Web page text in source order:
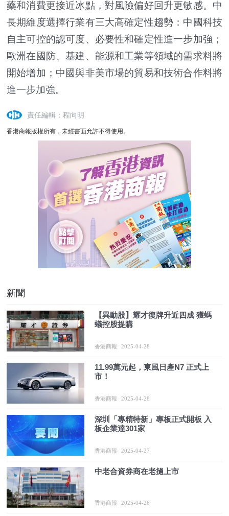
藥和消費更接近冰點，對風險偏好回升更敏感。中
長期維度選擇行業有三大高確定性趨勢：中國科技
自主可控的認可度、必要性和確定性進一步加強；
歐洲在國防、基建、能源和工業等領域的需求料將
開始增加；中國與非美市場的貿易和技術合作料將
進一步加強。
責任編輯：程向明
香港商報版權所有，未經書面允許不得使用。
新聞
【異動股】耀才復牌升近四成 獲螞
蟻控股提購
香港商報 2025-04-28
11.99萬元起，東風日產N7 正式上
市！
香港商報 2025-04-28
深圳「專精特新」專板正式開板 入
板企業達301家
香港商報 2025-04-27
中老合資券商在老撾上市
香港商報 2025-04-26